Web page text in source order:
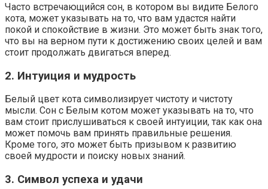
Часто встречающийся сон, в котором вы видите Белого
кота, может указывать на то, что вам удастся найти
покой и спокойствие в жизни. Это может быть знак того,
что вы на верном пути к достижению своих целей и вам
стоит продолжать двигаться вперед.
2. Интуиция и мудрость
Белый цвет кота символизирует чистоту и чистоту
мысли. Сон с Белым котом может указывать на то, что
вам стоит прислушиваться к своей интуиции, так как она
может помочь вам принять правильные решения.
Кроме того, это может быть призывом к развитию
своей мудрости и поиску новых знаний.
3. Символ успеха и удачи